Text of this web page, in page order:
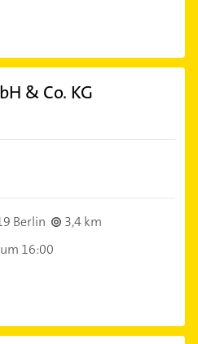
& Co. KG
Berlin
3,4 km
16:00